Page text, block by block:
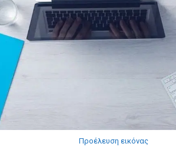
Προέλευση εικόνας